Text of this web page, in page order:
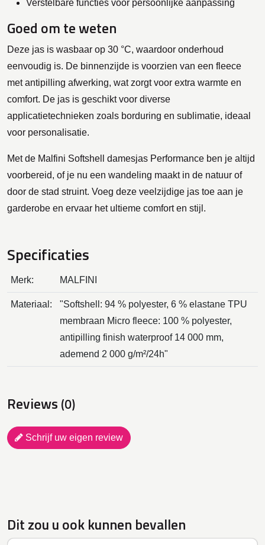
Verstelbare functies voor persoonlijke aanpassing
Goed om te weten
Deze jas is wasbaar op 30 °C, waardoor onderhoud
eenvoudig is. De binnenzijde is voorzien van een fleece
met antipilling afwerking, wat zorgt voor extra warmte en
comfort. De jas is geschikt voor diverse
applicatietechnieken zoals borduring en sublimatie, ideaal
voor personalisatie.
Met de Malfini Softshell damesjas Performance ben je altijd
voorbereid, of je nu een wandeling maakt in de natuur of
door de stad struint. Voeg deze veelzijdige jas toe aan je
garderobe en ervaar het ultieme comfort en stijl.
Specificaties
Merk: MALFINI
Materiaal:
"Softshell: 94 % polyester, 6 % elastane TPU
membraan Micro fleece: 100 % polyester,
antipilling finish waterproof 14 000 mm,
ademend 2 000 g/m²/24h"
Reviews (0)
Schrijf uw eigen review
Dit zou u ook kunnen bevallen